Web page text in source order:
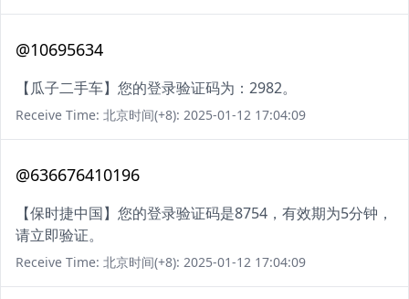
@10695634
【瓜子二手车】您的登录验证码为：2982。
Receive Time: 北京时间(+8): 2025-01-12 17:04:09
@636676410196
【保时捷中国】您的登录验证码是8754，有效期为5分钟，
请立即验证。
Receive Time: 北京时间(+8): 2025-01-12 17:04:09